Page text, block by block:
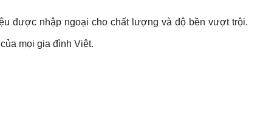
được nhập ngoại cho chất lượng và độ bền vượt trội.
mọi gia đình Việt.